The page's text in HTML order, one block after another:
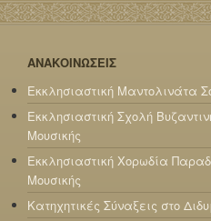
ΑΝΑΚΟΙΝΩΣΕΙΣ
Εκκλησιαστική Μαντολινάτα
Εκκλησιαστική Σχολή
Μουσικής
Εκκλησιαστική Χορωδία
Μουσικής
Κατηχητικές Σύναξεις στο